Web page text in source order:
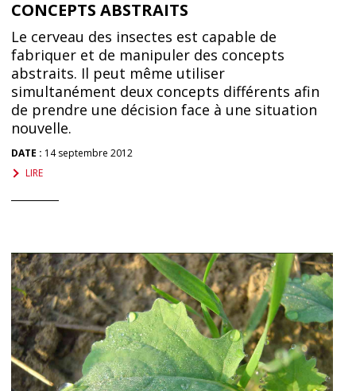
CONCEPTS ABSTRAITS
Le cerveau des insectes est capable de
fabriquer et de manipuler des concepts
abstraits. Il peut même utiliser
simultanément deux concepts différents afin
de prendre une décision face à une situation
nouvelle.
DATE : 14 septembre 2012
LIRE